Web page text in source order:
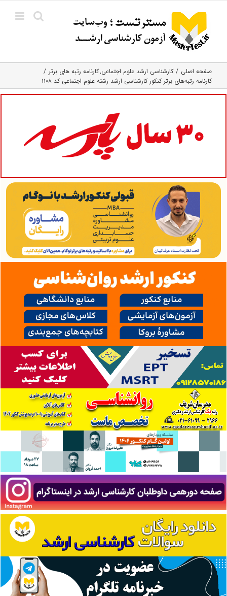
content
صفحه اصلی کارشناسی ارشد علوم اجتماعی کارنامه رتبه های برتر
کارنامه رتبه‌های برتر کنکور کارشناسی ارشد رشته علوم اجتماعی کد ۱۱۰۸